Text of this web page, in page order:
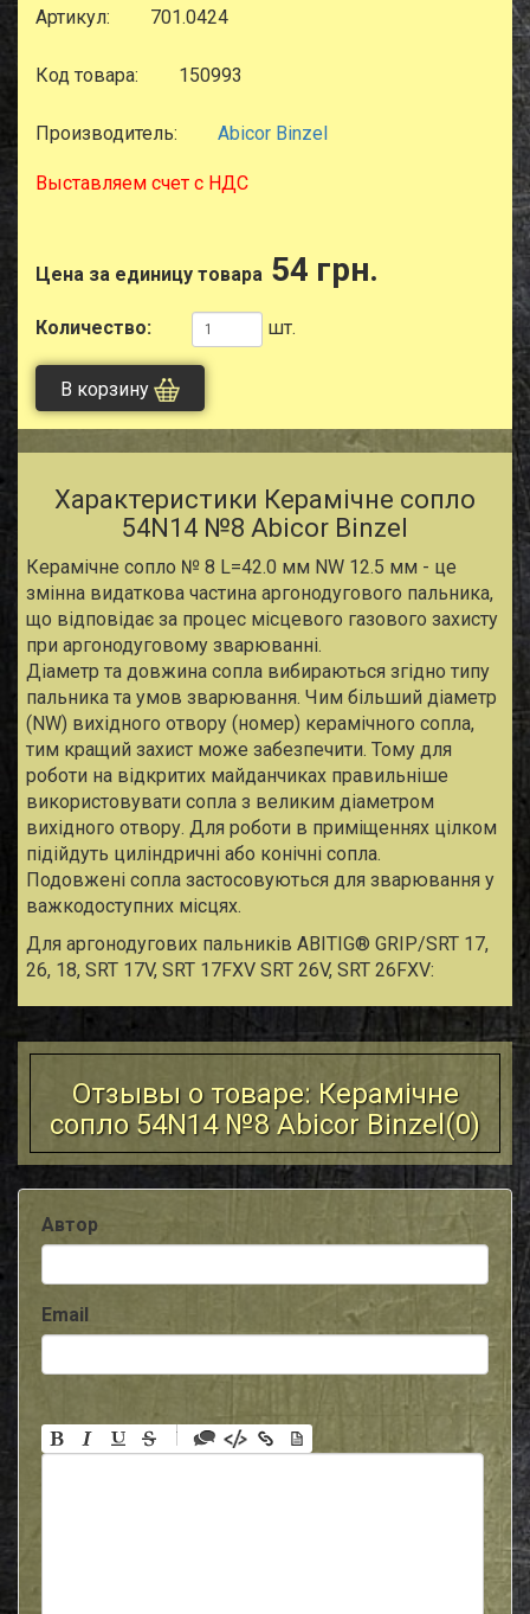
Артикул: 701.0424
Код товара: 150993
Производитель: Abicor Binzel
Выставляем счет с НДС
Цена за единицу товара 54 грн.
Количество: шт.
В корзину
Характеристики Керамічне сопло
54N14 №8 Abicor Binzel
Керамічне сопло № 8 L=42.0 мм NW 12.5 мм - це
змінна видаткова частина аргонодугового пальника,
що відповідає за процес місцевого газового захисту
при аргонодуговому зварюванні.
Діаметр та довжина сопла вибираються згідно типу
пальника та умов зварювання. Чим більший діаметр
(NW) вихідного отвору (номер) керамічного сопла,
тим кращий захист може забезпечити. Тому для
роботи на відкритих майданчиках правильніше
використовувати сопла з великим діаметром
вихідного отвору. Для роботи в приміщеннях цілком
підійдуть циліндричні або конічні сопла.
Подовжені сопла застосовуються для зварювання у
важкодоступних місцях.
Для аргонодугових пальників ABITIG® GRIP/SRT 17,
26, 18, SRT 17V, SRT 17FXV SRT 26V, SRT 26FXV:
Отзывы о товаре: Керамічне
сопло 54N14 №8 Abicor Binzel(0)
Автор
Email
-
-